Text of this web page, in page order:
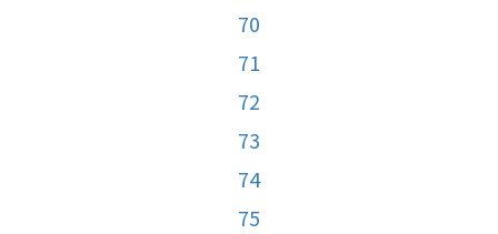
70
71
72
73
74
75